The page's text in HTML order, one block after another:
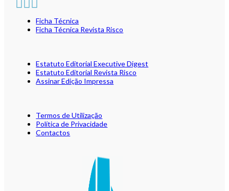
Ficha Técnica
Ficha Técnica Revista Risco
Estatuto Editorial Executive Digest
Estatuto Editorial Revista Risco
Assinar Edição Impressa
Termos de Utilização
Política de Privacidade
Contactos